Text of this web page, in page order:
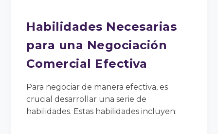
Habilidades Necesarias
para una Negociación
Comercial Efectiva
Para negociar de manera efectiva, es
crucial desarrollar una serie de
habilidades. Estas habilidades incluyen: